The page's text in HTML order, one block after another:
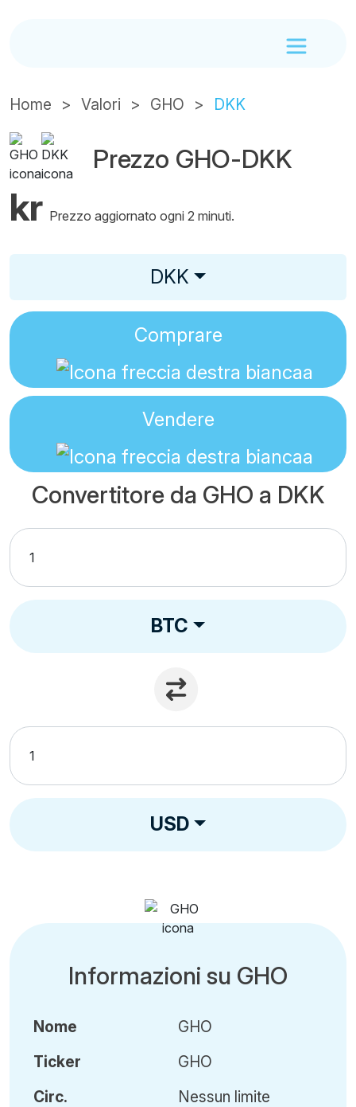
Home Valori GHO DKK
Prezzo GHO-DKK
kr Prezzo aggiornato ogni 2 minuti.
DKK
Comprare
Vendere
Convertitore da GHO a DKK
BTC
USD
Informazioni su GHO
Nome
Ticker
Circ.
GHO
GHO
Nessun limite